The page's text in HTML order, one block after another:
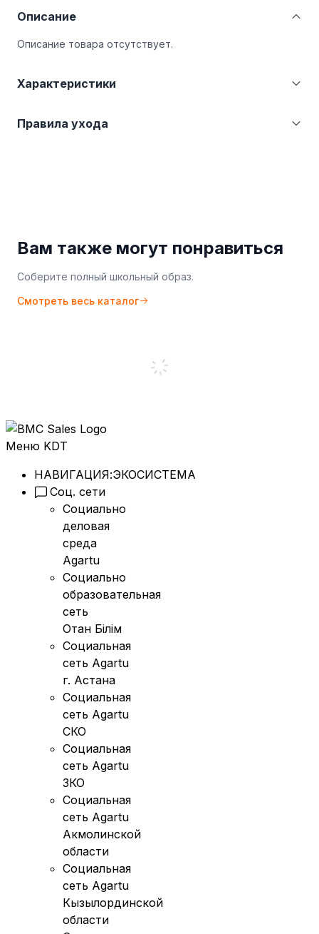
Описание
Описание товара отсутствует.
Характеристики
Категория
Куртки
Правила ухода
Вам также могут понравиться
Соберите полный школьный образ.
Смотреть весь каталог
Меню KDT
НАВИГАЦИЯ:ЭКОСИСТЕМА
Соц. сети
Социально
деловая
среда
Agartu
Социально
образовательная
сеть
Отан Бiлiм
Социальная
сеть Agartu
г. Астана
Социальная
сеть Agartu
СКО
Социальная
сеть Agartu
ЗКО
Социальная
сеть Agartu
Акмолинской
области
Социальная
сеть Agartu
Кызылординской
области